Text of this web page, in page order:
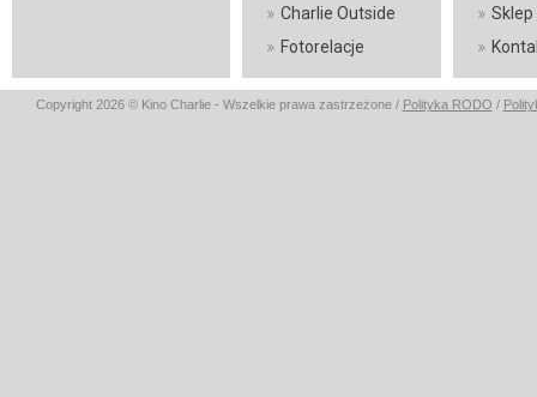
» Charlie Outside
» Fotorelacje
» Sklep
»
Copyright 2026 © Kino Charlie - Wszelkie prawa zastrzeżone / Polityka RODO /